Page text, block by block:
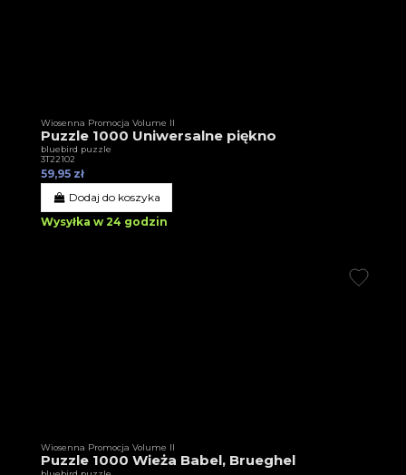
Wiosenna Promocja Volume II
Puzzle 1000 Uniwersalne piękno
bluebird puzzle
3T22102
59,95 zł
Dodaj do koszyka
Wysyłka w 24 godzin
Wiosenna Promocja Volume II
Puzzle 1000 Wieża Babel, Brueghel